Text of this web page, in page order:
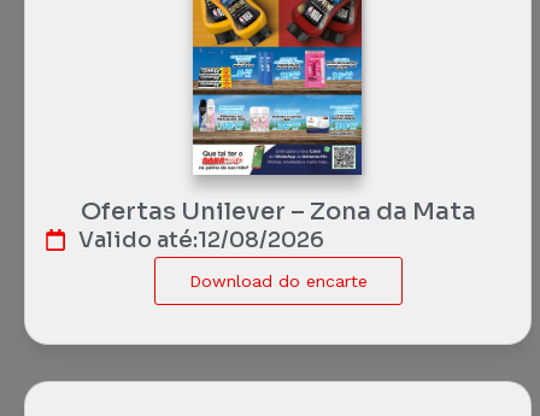
Ofertas Unilever – Zona da Mata
Valido até:12/08/2026
Download do encarte